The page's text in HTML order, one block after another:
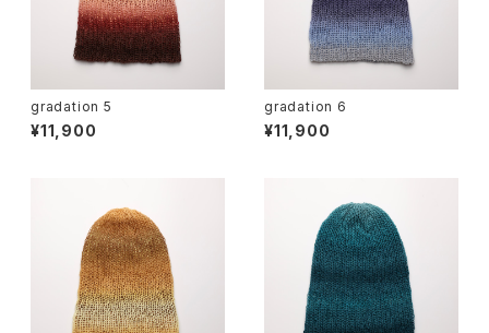
gradation 5
¥11,900
gradation 6
¥11,900